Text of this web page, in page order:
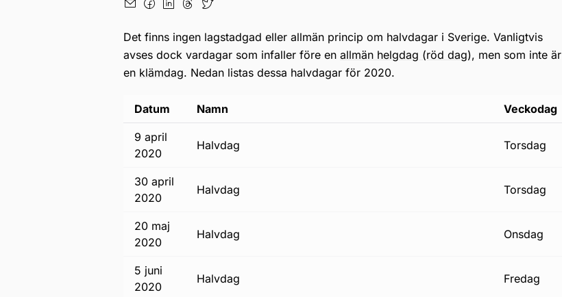
Det finns ingen lagstadgad eller allmän princip om halvdagar i Sverige. Vanligtvis
avses dock vardagar som infaller före en allmän helgdag (röd dag), men som inte är
en klämdag. Nedan listas dessa halvdagar för 2020.
Datum Namn Veckodag
9 april
2020
halvdag torsdag
30 april
2020
halvdag torsdag
20 maj
2020
halvdag onsdag
5 juni
2020
halvdag fredag